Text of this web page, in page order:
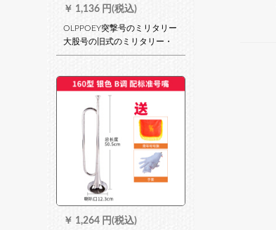
￥ 1,136 円(税込)
OLPPOEY突撃号のミリタリー
大股号の旧式のミリタリー・
サイズト・精密工芸器の铜小
布を配して军用番号袋を送
￥ 1,264 円(税込)